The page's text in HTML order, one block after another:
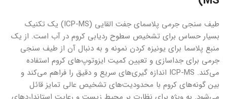
طیف سنجی جرمی پلاسمای جفت القایی (ICP-MS) یک تکنیک
بسیار حساس برای تشخیص سطوح ردیابی کروم در آب است. از یک
منبع پلاسما برای یونیزه کردن نمونه و به دنبال آن از طیف سنجی
جرمی برای جداسازی و تعیین کمیت ایزوتوپ‌های کروم استفاده
می‌کند. ICP-MS اندازه گیری‌های سریع و دقیق را فراهم می‌کند و
بین گونه‌های کروم با محدودیت‌های تشخیص عالی تمایز قائل